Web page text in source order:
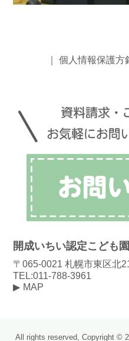
個人情報保護方
開成いちい認定こども園
〒065-0021 札幌市東区北
TEL:011-788-3961
MAP
All rights reserved, Copyright ©